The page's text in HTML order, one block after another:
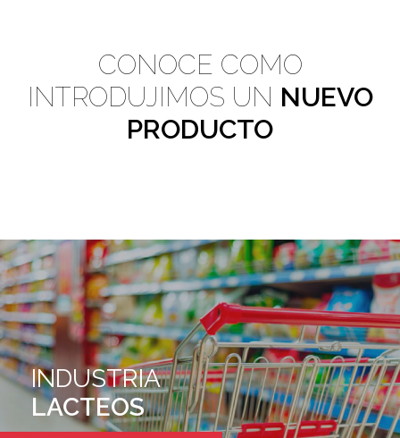
CONOCE COMO
INTRODUJIMOS UN NUEVO
PRODUCTO
INDUSTRIA
LACTEOS